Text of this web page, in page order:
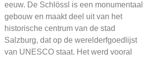
eeuw. De Schlössl is een monumentaal
gebouw en maakt deel uit van het
historische centrum van de stad
Salzburg, dat op de werelderfgoedlijst
van UNESCO staat. Het werd vooral